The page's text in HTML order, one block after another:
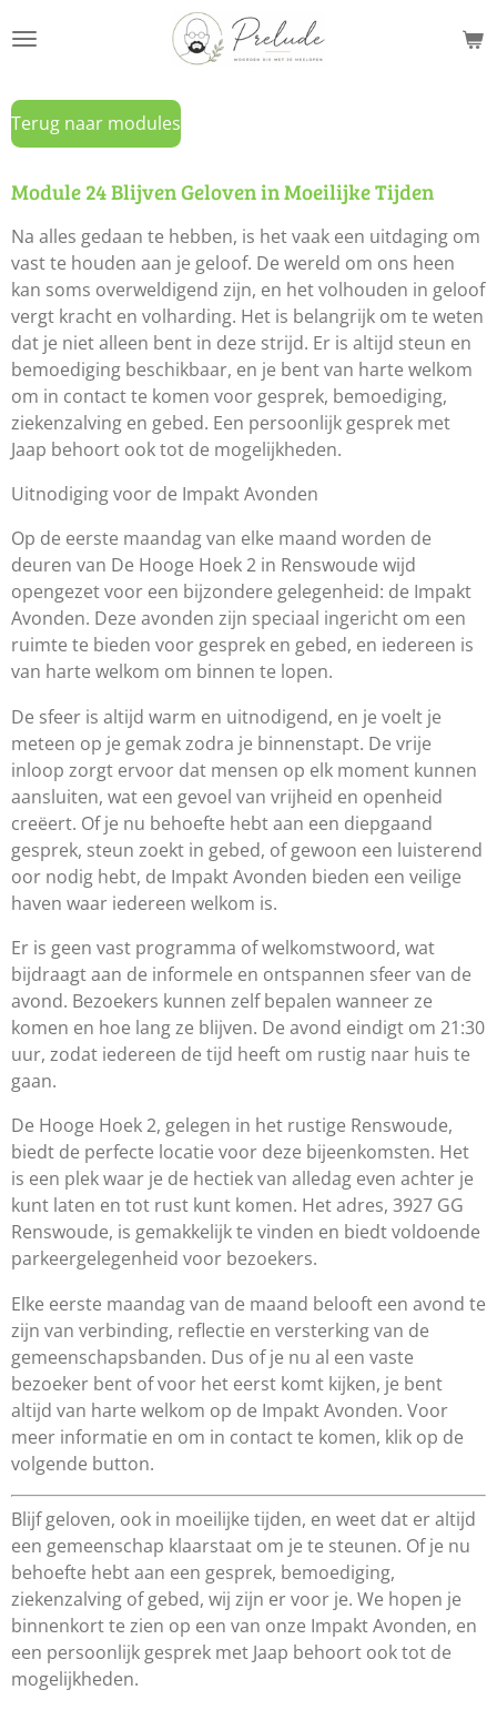
direct
de
hoofdinhoud
Terug naar modules
Module 24 Blijven Geloven in Moeilijke Tijden
Na alles gedaan te hebben, is het vaak een uitdaging om
vast te houden aan je geloof. De wereld om ons heen
kan soms overweldigend zijn, en het volhouden in geloof
vergt kracht en volharding. Het is belangrijk om te weten
dat je niet alleen bent in deze strijd. Er is altijd steun en
bemoediging beschikbaar, en je bent van harte welkom
om in contact te komen voor gesprek, bemoediging,
ziekenzalving en gebed. Een persoonlijk gesprek met
Jaap behoort ook tot de mogelijkheden.
Uitnodiging voor de Impakt Avonden
Op de eerste maandag van elke maand worden de
deuren van De Hooge Hoek 2 in Renswoude wijd
opengezet voor een bijzondere gelegenheid: de Impakt
Avonden. Deze avonden zijn speciaal ingericht om een
ruimte te bieden voor gesprek en gebed, en iedereen is
van harte welkom om binnen te lopen.
De sfeer is altijd warm en uitnodigend, en je voelt je
meteen op je gemak zodra je binnenstapt. De vrije
inloop zorgt ervoor dat mensen op elk moment kunnen
aansluiten, wat een gevoel van vrijheid en openheid
creëert. Of je nu behoefte hebt aan een diepgaand
gesprek, steun zoekt in gebed, of gewoon een luisterend
oor nodig hebt, de Impakt Avonden bieden een veilige
haven waar iedereen welkom is.
Er is geen vast programma of welkomstwoord, wat
bijdraagt aan de informele en ontspannen sfeer van de
avond. Bezoekers kunnen zelf bepalen wanneer ze
komen en hoe lang ze blijven. De avond eindigt om 21:30
uur, zodat iedereen de tijd heeft om rustig naar huis te
gaan.
De Hooge Hoek 2, gelegen in het rustige Renswoude,
biedt de perfecte locatie voor deze bijeenkomsten. Het
is een plek waar je de hectiek van alledag even achter je
kunt laten en tot rust kunt komen. Het adres, 3927 GG
Renswoude, is gemakkelijk te vinden en biedt voldoende
parkeergelegenheid voor bezoekers.
Elke eerste maandag van de maand belooft een avond te
zijn van verbinding, reflectie en versterking van de
gemeenschapsbanden. Dus of je nu al een vaste
bezoeker bent of voor het eerst komt kijken, je bent
altijd van harte welkom op de Impakt Avonden. Voor
meer informatie en om in contact te komen, klik op de
volgende button.
Blijf geloven, ook in moeilijke tijden, en weet dat er altijd
een gemeenschap klaarstaat om je te steunen. Of je nu
behoefte hebt aan een gesprek, bemoediging,
ziekenzalving of gebed, wij zijn er voor je. We hopen je
binnenkort te zien op een van onze Impakt Avonden, en
een persoonlijk gesprek met Jaap behoort ook tot de
mogelijkheden.